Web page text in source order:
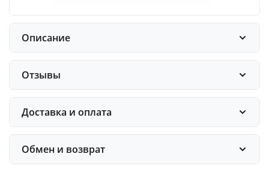
Описание
Отзывы
Доставка и оплата
Обмен и возврат